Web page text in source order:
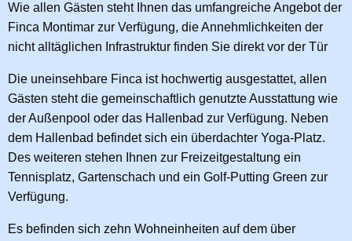
Wie allen Gästen steht Ihnen das umfangreiche Angebot der
Finca Montimar zur Verfügung, die Annehmlichkeiten der
nicht alltäglichen Infrastruktur finden Sie direkt vor der Tür
Die uneinsehbare Finca ist hochwertig ausgestattet, allen
Gästen steht die gemeinschaftlich genutzte Ausstattung wie
der Außenpool oder das Hallenbad zur Verfügung. Neben
dem Hallenbad befindet sich ein überdachter Yoga-Platz.
Des weiteren stehen Ihnen zur Freizeitgestaltung ein
Tennisplatz, Gartenschach und ein Golf-Putting Green zur
Verfügung.
Es befinden sich zehn Wohneinheiten auf dem über